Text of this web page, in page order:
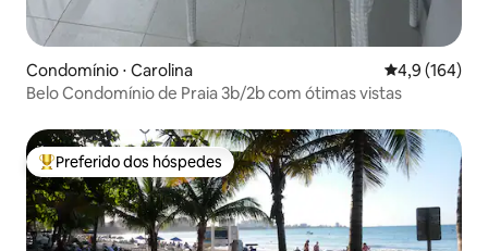
Condomínio ⋅ Carolina 4,9 de uma
4,9 (164)
Belo Condomínio de Praia 3b/2b com ótimas vistas
Entre os melhores preferidos dos hóspedes
Preferido dos hóspedes